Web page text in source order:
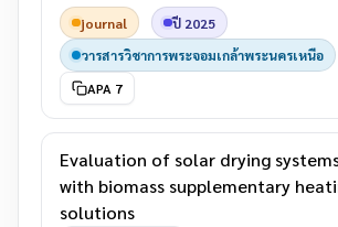
journal
ปี 2025
วารสารวิชาการพระจอมเกล้าพระนครเหนือ
APA 7
Evaluation of solar drying
with biomass supplementary
solutions